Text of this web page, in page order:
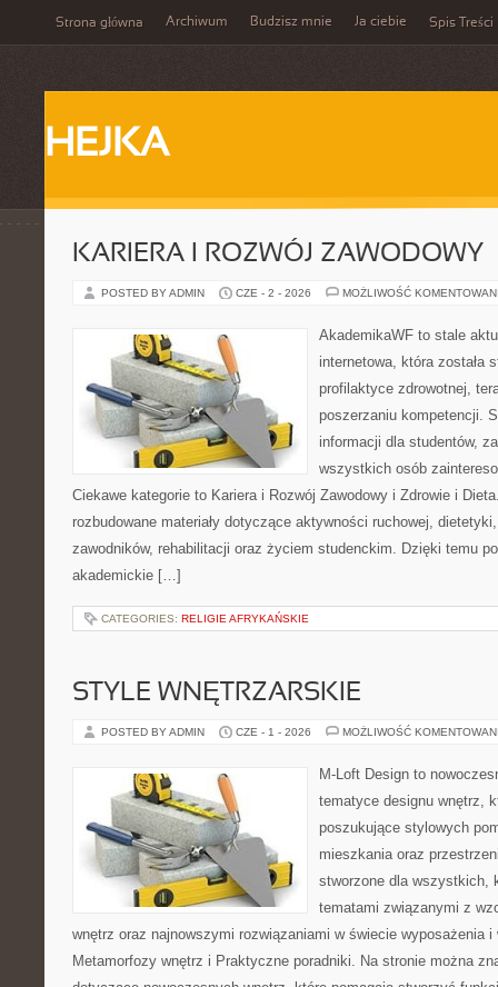
Strona główna Archiwum Budzisz mnie Ja ciebie Spis Treści
HEJKA
KARIERA I ROZWÓJ ZAWODOWY
POSTED BY ADMIN CZE - 2 - 2026 MOŻLIWOŚĆ
AkademikaWF to stale
internetowa, która została
profilaktyce zdrowotnej,
poszerzaniu kompetencji.
informacji dla studentów,
wszystkich osób
Ciekawe kategorie to Kariera i Rozwój Zawodowy i Zdrowie i
rozbudowane materiały dotyczące aktywności ruchowej,
zawodników, rehabilitacji oraz życiem studenckim. Dzięki temu
akademickie […]
CATEGORIES: RELIGIE AFRYKAŃSKIE
STYLE WNĘTRZARSKIE
POSTED BY ADMIN CZE - 1 - 2026 MOŻLIWOŚĆ
M-Loft Design to
tematyce designu wnętrz,
poszukujące stylowych
mieszkania oraz
stworzone dla wszystkich,
tematami związanymi z
wnętrz oraz najnowszymi rozwiązaniami w świecie wyposażenia
Metamorfozy wnętrz i Praktyczne poradniki. Na stronie można